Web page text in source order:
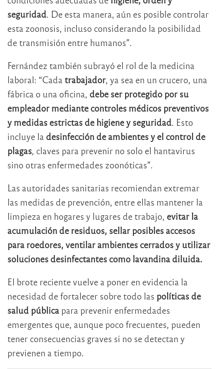
seguridad. De esta manera, aún es posible controlar
esta zoonosis, incluso considerando la posibilidad
de transmisión entre humanos”.
Fernández también subrayó el rol de la medicina
laboral: “Cada trabajador, ya sea en un crucero, una
fábrica o una oficina, debe ser protegido por su
empleador mediante controles médicos preventivos
y medidas estrictas de higiene y seguridad. Esto
incluye la desinfección de ambientes y el control de
plagas, claves para prevenir no solo el hantavirus
sino otras enfermedades zoonóticas”.
Las autoridades sanitarias recomiendan extremar
las medidas de prevención, entre ellas mantener la
limpieza en hogares y lugares de trabajo, evitar la
acumulación de residuos, sellar posibles accesos
para roedores, ventilar ambientes cerrados y utilizar
soluciones desinfectantes como lavandina diluida.
El brote reciente vuelve a poner en evidencia la
necesidad de fortalecer sobre todo las políticas de
salud pública para prevenir enfermedades
emergentes que, aunque poco frecuentes, pueden
tener consecuencias graves si no se detectan y
previenen a tiempo.